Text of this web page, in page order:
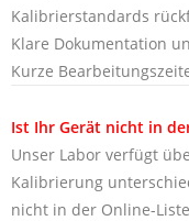
Kalibrierstandards
Klare Dokumentation
Kurze
Ist Ihr Gerät nicht in
Unser Labor verfügt
Kalibrierung
nicht in der Online-